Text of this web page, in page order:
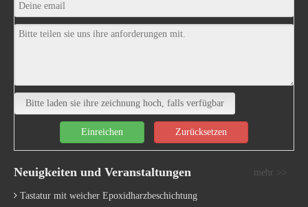
Bessere Silicone Mirror Face EDM-
Verarbeitung
Bitte laden sie ihre zeichnung hoch, falls verfügbar
Einreichen Zurücksetzen
Neuigkeiten und Veranstaltungen mehr >>
Tastatur mit weicher Epoxidharzbeschichtung